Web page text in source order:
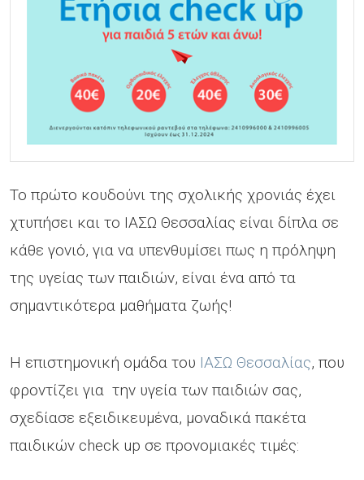
Το πρώτο κουδούνι της σχολικής χρονιάς έχει
χτυπήσει και το ΙΑΣΩ Θεσσαλίας είναι δίπλα σε
κάθε γονιό, για να υπενθυμίσει πως η πρόληψη
της υγείας των παιδιών, είναι ένα από τα
σημαντικότερα μαθήματα ζωής!
Η επιστημονική ομάδα του ΙΑΣΩ Θεσσαλίας, που
φροντίζει για την υγεία των παιδιών σας,
σχεδίασε εξειδικευμένα, μοναδικά πακέτα
παιδικών check up σε προνομιακές τιμές: